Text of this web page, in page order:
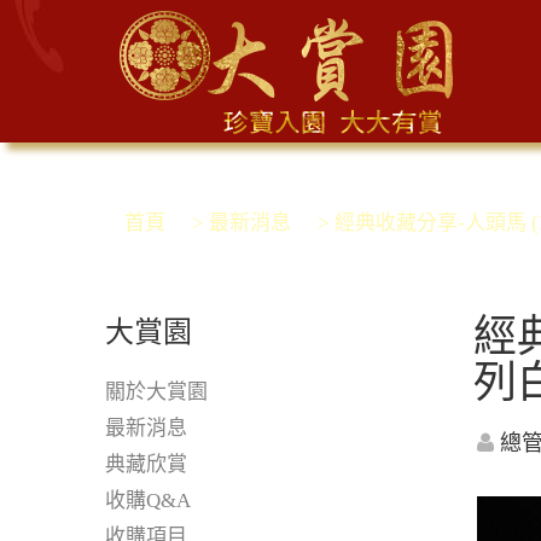
首頁 > 最新消息 > 經典收藏分享-人頭馬
大賞園
關於大賞園
最新消息
典藏欣賞
收購Q&A
經
列
總